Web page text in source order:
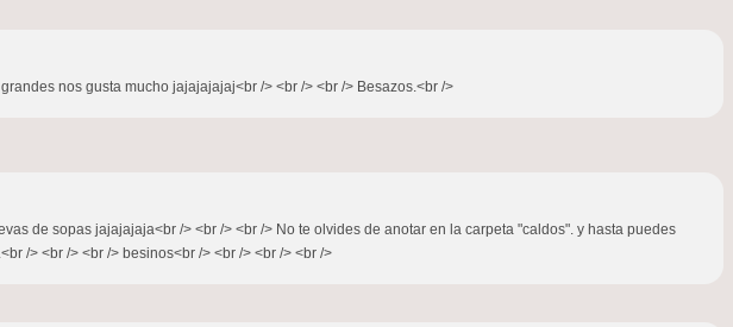
nos gusta mucho jajajajajaj<br /> <br /> <br /> Besazos.<br />
de sopas jajajajaja<br /> <br /> <br /> No te olvides de anotar en la carpeta "caldos". y hasta puedes
/> <br /> <br /> besinos<br /> <br /> <br /> <br />